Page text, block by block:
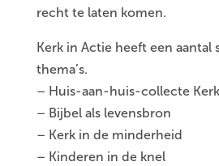
recht te laten komen.
Kerk in Actie heeft een aantal
thema’s.
– Huis-aan-huis-collecte
– Bijbel als levensbron
– Kerk in de minderheid
– Kinderen in de knel